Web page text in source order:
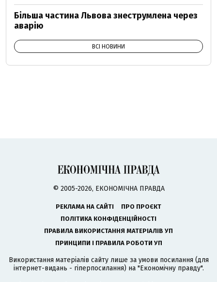
Більша частина Львова знеструмлена через
аварію
ВСІ НОВИНИ
© 2005-2026, ЕКОНОМІЧНА ПРАВДА
РЕКЛАМА НА САЙТІ
ПРО ПРОЄКТ
ПОЛІТИКА КОНФІДЕНЦІЙНОСТІ
ПРАВИЛА ВИКОРИСТАННЯ МАТЕРІАЛІВ УП
ПРИНЦИПИ І ПРАВИЛА РОБОТИ УП
Використання матеріалів сайту лише за умови посилання (для
інтернет-видань - гіперпосилання) на "Економічну правду".